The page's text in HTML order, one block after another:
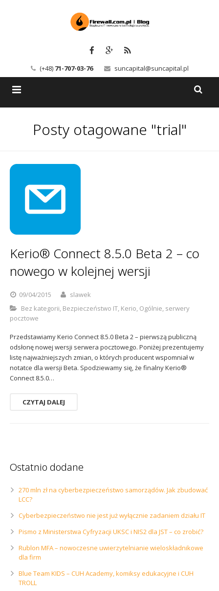
(+48) 71-707-03-76 suncapital@suncapital.pl
Backup-Solutions
Kerio
Usługi
Szkolenia
Kontakt
Polityka prywatności
Posty otagowane "trial"
Kerio® Connect 8.5.0 Beta 2 – co
nowego w kolejnej wersji
09/04/2015
slawek
Bez kategorii, Bezpieczeństwo IT, Kerio, Ogólnie, serwery
pocztowe
Przedstawiamy Kerio Connect 8.5.0 Beta 2 – pierwszą publiczną
odsłonę nowej wersji serwera pocztowego. Poniżej prezentujemy
listę najważniejszych zmian, o których producent wspomniał w
notatce dla wersji Beta. Spodziewamy się, że finalny Kerio®
Connect 8.5.0…
CZYTAJ DALEJ
Ostatnio dodane
270 mln zł na cyberbezpieczeństwo samorządów. Jak zbudować
LCC?
Cyberbezpieczeństwo nie jest już wyłącznie zadaniem działu IT
Pismo z Ministerstwa Cyfryzacji UKSC i NIS2 dla JST – co zrobić?
Rublon MFA – nowoczesne uwierzytelnianie wieloskładnikowe
dla firm
Blue Team KIDS – CUH Academy, komiksy edukacyjne i CUH
TROLL